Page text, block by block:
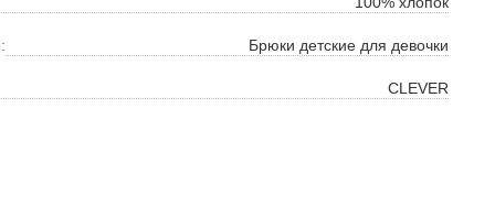
Брюки детские для девочки
CLEVER